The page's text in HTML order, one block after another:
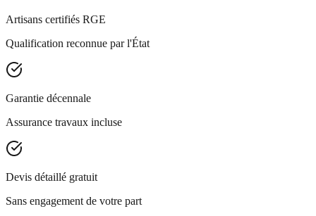
Artisans certifiés RGE
Qualification reconnue par l'État
Garantie décennale
Assurance travaux incluse
Devis détaillé gratuit
Sans engagement de votre part